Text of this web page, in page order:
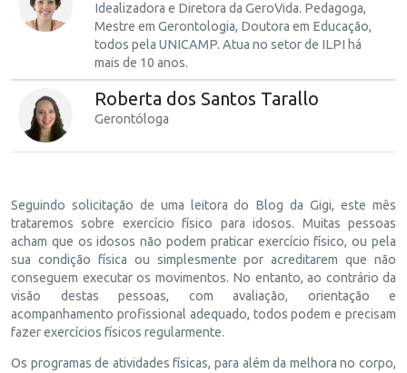
Idealizadora e Diretora da GeroVida. Pedagoga,
Mestre em Gerontologia, Doutora em Educação,
todos pela UNICAMP. Atua no setor de ILPI há
mais de 10 anos.
Roberta dos Santos Tarallo
Gerontóloga
Seguindo solicitação de uma leitora do Blog da Gigi, este mês
trataremos sobre exercício físico para idosos. Muitas pessoas
acham que os idosos não podem praticar exercício físico, ou pela
sua condição física ou simplesmente por acreditarem que não
conseguem executar os movimentos. No entanto, ao contrário da
visão destas pessoas, com avaliação, orientação e
acompanhamento profissional adequado, todos podem e precisam
fazer exercícios físicos regularmente.
Os programas de atividades físicas, para além da melhora no corpo,